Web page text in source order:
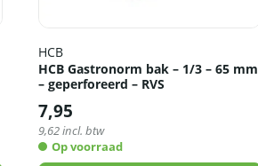
HCB
HCB Gastronorm bak – 1/3 – 65 mm
– geperforeerd – RVS
7,95
9,62incl. btw
Op voorraad